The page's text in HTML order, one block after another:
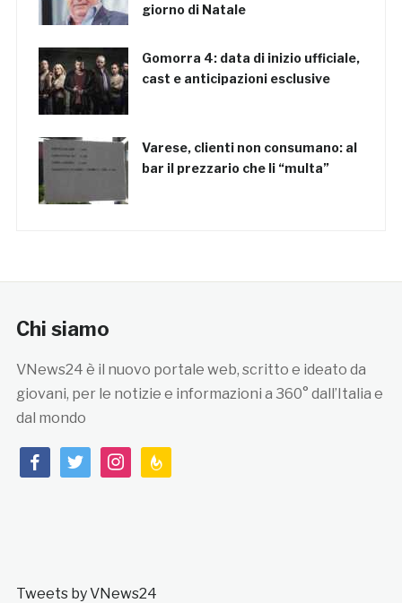
giorno di Natale
Gomorra 4: data di inizio ufficiale,
cast e anticipazioni esclusive
Varese, clienti non consumano: al
bar il prezzario che li “multa”
Chi siamo
VNews24 è il nuovo portale web, scritto e ideato da
giovani, per le notizie e informazioni a 360° dall’Italia e
dal mondo
facebooktwitterinstagramfeedburner
Tweets by VNews24